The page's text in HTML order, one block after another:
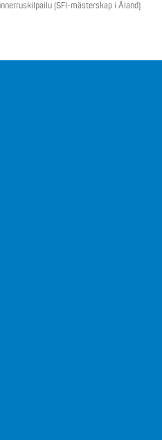
(SFI-mästerskap i Åland)